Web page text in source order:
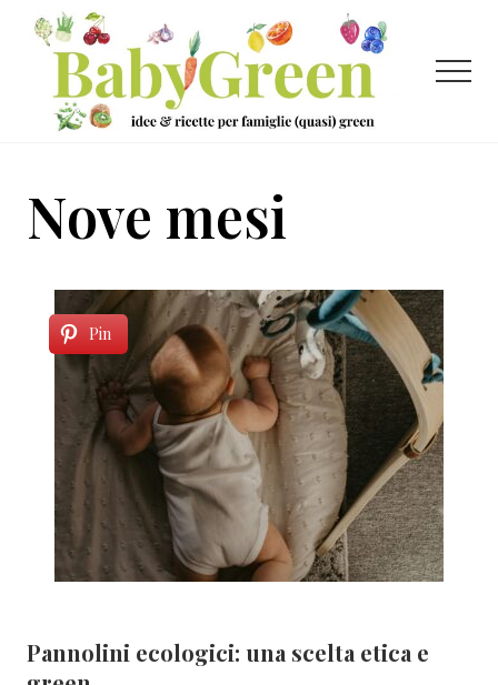
Menu
Passa
contenuto
principale
Passa
ricette
famiglie
(quasi)
Menu
Nove mesi
Pin
Pannolini ecologici: una scelta etica e